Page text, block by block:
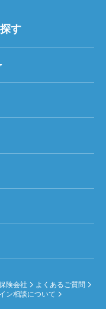
す
険会社
よくあるご質問
ン相談について